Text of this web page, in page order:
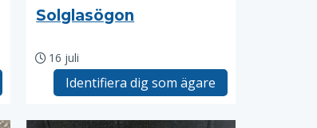
Solglasögon
16 juli
Identifiera dig som ägare